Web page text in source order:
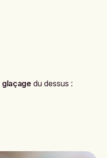
glaçage du dessus :